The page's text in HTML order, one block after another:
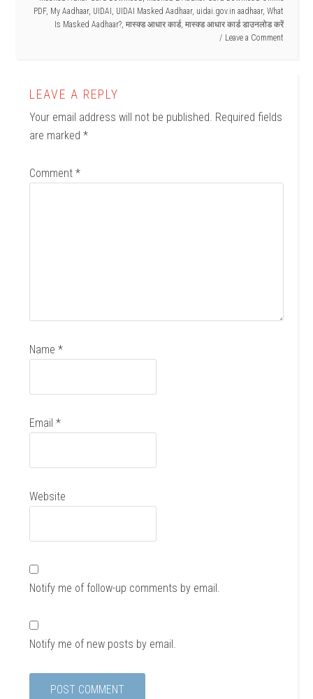
PDF, My Aadhaar, UIDAI , UIDAI Masked Aadhaar, uidai.gov.in aadhaar, What
Is Masked Aadhaar?, मास्क्ड आधार कार्ड, मास्क्ड आधार कार्ड डाउनलोड करें
Leave a Comment
LEAVE A REPLY
Your email address will not be published. Required fields
are marked*
Comment*
Name*
Email*
Website
Notify me of follow-up comments by email.
Notify me of new posts by email.